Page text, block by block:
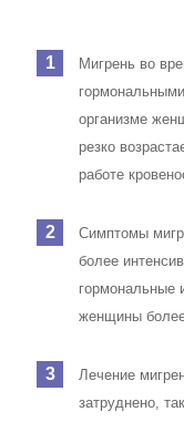
Мигрень во
организме
резко
работе
Симптомы
более
гормональные
женщины
Лечение
затруднено,